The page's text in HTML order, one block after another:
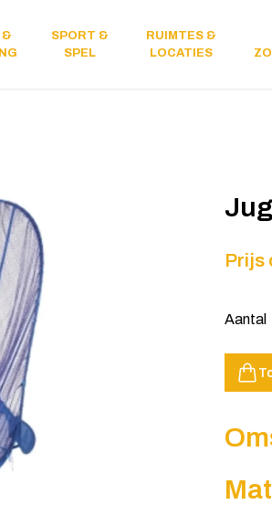
&
SPORT &
SPEL
RUIMTES &
LOCATIES
Prijs
Aantal